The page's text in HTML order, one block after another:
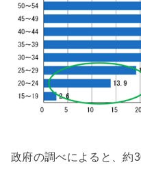
政府の調べによると、約